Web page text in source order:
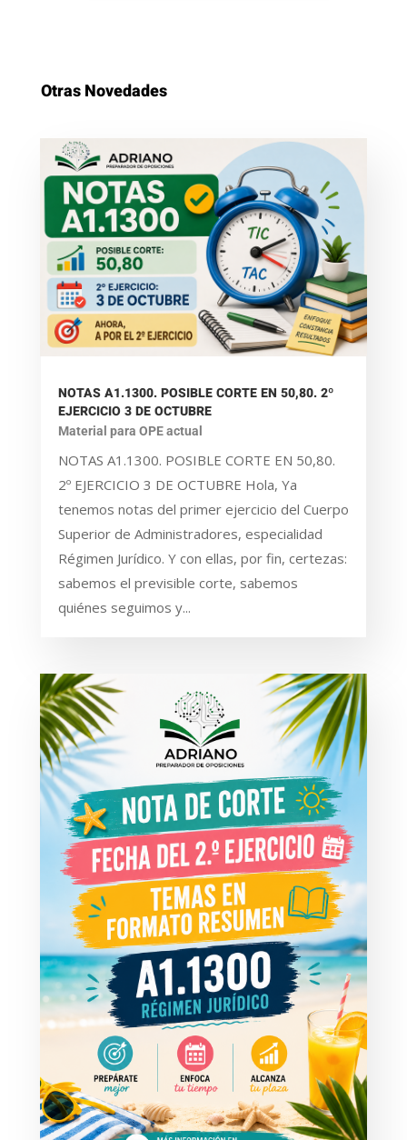
Otras Novedades
NOTAS A1.1300. POSIBLE CORTE EN 50,80. 2º
EJERCICIO 3 DE OCTUBRE
Material para OPE actual
NOTAS A1.1300. POSIBLE CORTE EN 50,80.
2º EJERCICIO 3 DE OCTUBRE Hola, Ya
tenemos notas del primer ejercicio del Cuerpo
Superior de Administradores, especialidad
Régimen Jurídico. Y con ellas, por fin, certezas:
sabemos el previsible corte, sabemos
quiénes seguimos y...